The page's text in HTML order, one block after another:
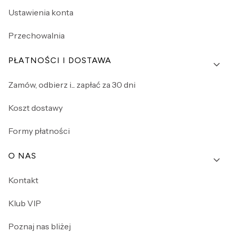
Ustawienia konta
Przechowalnia
PŁATNOŚCI I DOSTAWA
Zamów, odbierz i... zapłać za 30 dni
Koszt dostawy
Formy płatności
O NAS
Kontakt
Klub VIP
Poznaj nas bliżej